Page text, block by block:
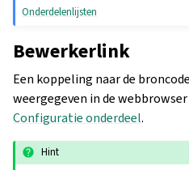
Onderdelenlijsten
Bewerkerlink
Een koppeling naar de
weergegeven in de
Configuratie onderdeel.
Hint